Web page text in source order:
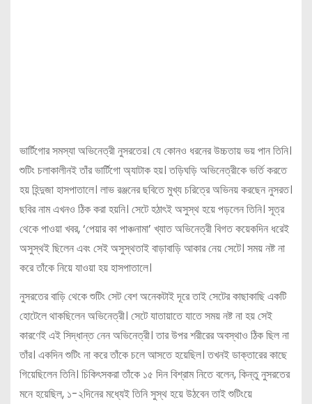
ভার্টিগোর সমস্যা অভিনেত্রী নুসরতের। যে কোনও ধরনের উচ্চতায় ভয় পান তিনি।
শুটিং চলাকালীনই তাঁর ভার্টিগো অ্যাটাক হয়। তড়িঘড়ি অভিনেত্রীকে ভর্তি করতে
হয় হিন্দুজা হাসপাতালে। লাভ রঞ্জনের ছবিতে মুখ্য চরিত্রে অভিনয় করছেন নুসরত।
ছবির নাম এখনও ঠিক করা হয়নি। সেটে হঠাৎই অসুস্থ হয়ে পড়লেন তিনি। সূত্র
থেকে পাওয়া খবর, ‘পেয়ার কা পাঞ্চনামা’ খ্যাত অভিনেত্রী বিগত কয়েকদিন ধরেই
অসুস্থই ছিলেন এবং সেই অসুস্থতাই বাড়াবাড়ি আকার নেয় সেটে। সময় নষ্ট না
করে তাঁকে নিয়ে যাওয়া হয় হাসপাতালে।
নুসরতের বাড়ি থেকে শুটিং সেট বেশ অনেকটাই দূরে তাই সেটের কাছাকাছি একটি
হোটেলে থাকছিলেন অভিনেত্রী। সেটে যাতায়াতে যাতে সময় নষ্ট না হয় সেই
কারণেই এই সিদ্ধান্ত নেন অভিনেত্রী। তার উপর শরীরের অবস্থাও ঠিক ছিল না
তাঁর। একদিন শুটিং না করে তাঁকে চলে আসতে হয়েছিল। তখনই ডাক্তারের কাছে
গিয়েছিলেন তিনি। চিকিৎসকরা তাঁকে ১৫ দিন বিশ্রাম নিতে বলেন, কিন্তু নুসরতের
মনে হয়েছিল, ১-২দিনের মধ্যেই তিনি সুস্থ হয়ে উঠবেন তাই শুটিংয়ে